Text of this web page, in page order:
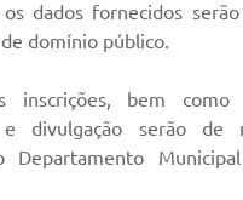
dados fornecidos
domínio público.
inscrições, bem
e divulgação serão de
Departamento